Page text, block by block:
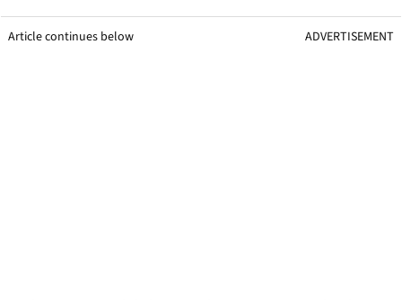
Article continues below ADVERTISEMENT